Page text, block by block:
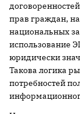
прав граждан,
национальных
использование
юридически
Такова логика
потребностей